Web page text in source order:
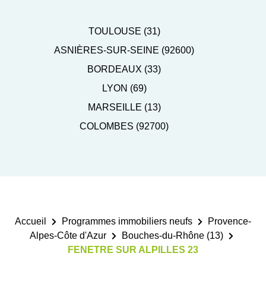
TOULOUSE (31)
ASNIÈRES-SUR-SEINE (92600)
BORDEAUX (33)
LYON (69)
MARSEILLE (13)
COLOMBES (92700)
Accueil Programmes immobiliers neufs
Provence-
Alpes-Côte d'Azur
Bouches-du-Rhône (13)
FENETRE SUR ALPILLES 23